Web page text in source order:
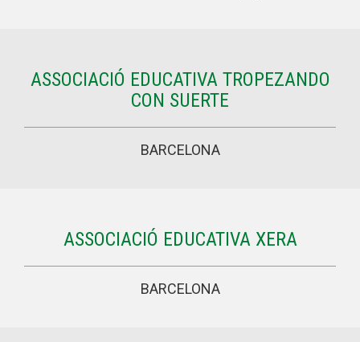
ASSOCIACIÓ EDUCATIVA TROPEZANDO
CON SUERTE
BARCELONA
ASSOCIACIÓ EDUCATIVA XERA
BARCELONA